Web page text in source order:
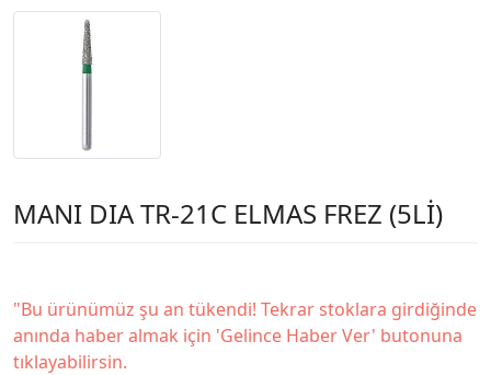
MANI DIA TR-21C ELMAS FREZ (5Lİ)
"Bu ürünümüz şu an tükendi! Tekrar stoklara girdiğinde
anında haber almak için 'Gelince Haber Ver' butonuna
tıklayabilirsin.